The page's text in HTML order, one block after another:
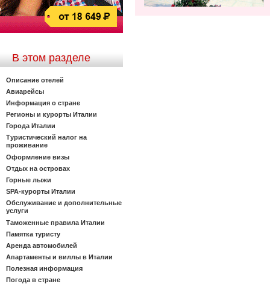
В этом разделе
Описание отелей
Авиарейсы
Информация о стране
Регионы и курорты Италии
Города Италии
Туристический налог на
проживание
Оформление визы
Отдых на островах
Горные лыжи
SPA-курорты Италии
Обслуживание и дополнительные
услуги
Таможенные правила Италии
Памятка туристу
Аренда автомобилей
Апартаменты и виллы в Италии
Полезная информация
Погода в стране